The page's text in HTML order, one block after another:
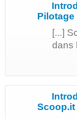
Pilotage
[...]
dans
Scoop.it